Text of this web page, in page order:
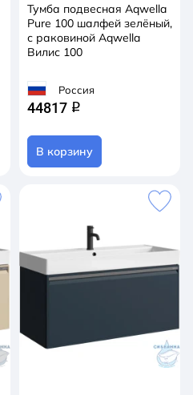
Тумба подвесная Aqwella
Pure 100 шалфей зелёный,
с раковиной Aqwella
Вилис 100
Россия
44817 q
В корзину